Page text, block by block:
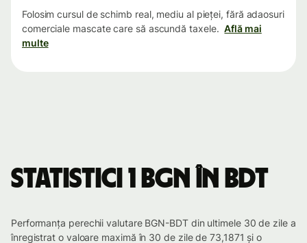
Folosim cursul de schimb real, mediu al pieței, fără adaosuri
comerciale mascate care să ascundă taxele. Află mai
multe
Statistici 1 BGN în BDT
Performanța perechii valutare BGN-BDT din ultimele 30 de zile a
înregistrat o valoare maximă în 30 de zile de 73,1871 și o